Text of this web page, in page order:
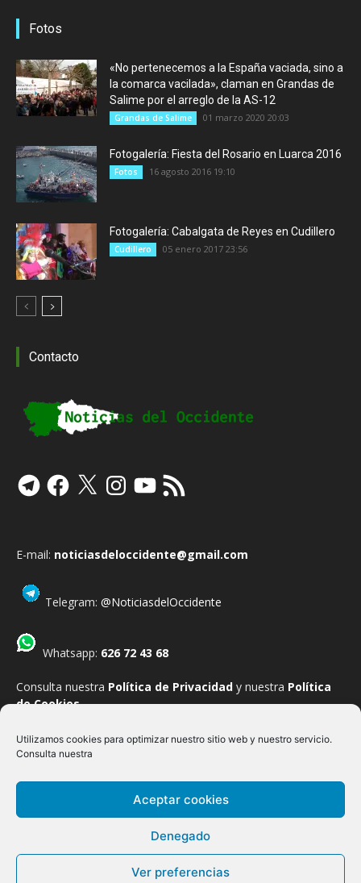
Utilizamos cookies para optimizar nuestro sitio web y nuestro servicio.
Consulta nuestra
Aceptar cookies
Denegado
Ver preferencias
Fotos
«No pertenecemos a la España vaciada, sino a
la comarca vacilada», claman en Grandas de
Salime por el arreglo de la AS-12
Grandas de Salime 01 marzo 2020 20:03
Fotogalería: Fiesta del Rosario en Luarca 2016
Fotos 16 agosto 2016 19:10
Fotogalería: Cabalgata de Reyes en Cudillero
Cudillero 05 enero 2017 23:56
Contacto
TelegramFacebook
X InstagramYouTube
Feed
RSS
E-mail: noticiasdeloccidente@gmail.com
Telegram: @NoticiasdelOccidente
Whatsapp: 626 72 43 68
Consulta nuestra Política de Privacidad y nuestra Política
de Cookies.
Belmonte de Miranda Boal
Ibias
San Tirso de Abres
Villanueva de Oscos Villayón